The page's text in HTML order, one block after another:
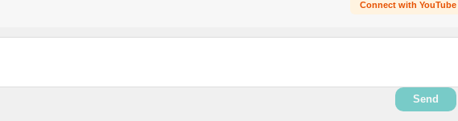
Connect with YouTube
Send